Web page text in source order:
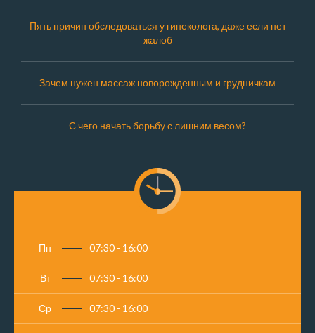
Пять причин обследоваться у гинеколога, даже если нет
жалоб
Зачем нужен массаж новорожденным и грудничкам
С чего начать борьбу с лишним весом?
Пн 07:30 - 16:00
Вт 07:30 - 16:00
Ср 07:30 - 16:00